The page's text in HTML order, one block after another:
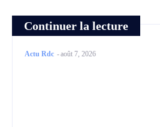
Continuer la lecture
Actu Rdc -août 7, 2026